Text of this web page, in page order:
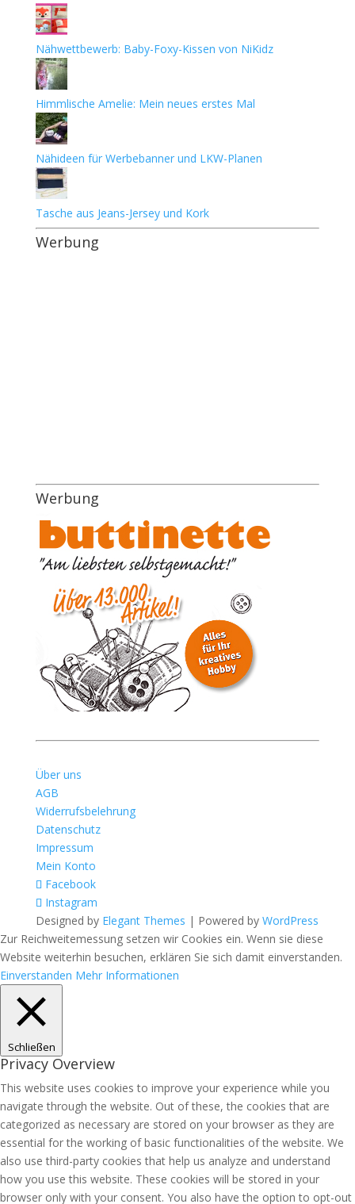
Nähwettbewerb: Baby-Foxy-Kissen von NiKidz
Himmlische Amelie: Mein neues erstes Mal
Nähideen für Werbebanner und LKW-Planen
Tasche aus Jeans-Jersey und Kork
Werbung
Werbung
Über uns
AGB
Widerrufsbelehrung
Datenschutz
Impressum
Mein Konto
Facebook
Instagram
Designed by Elegant Themes | Powered by WordPress
Zur Reichweitemessung setzen wir Cookies ein. Wenn sie diese
Website weiterhin besuchen, erklären Sie sich damit einverstanden.
Einverstanden Mehr Informationen
Schließen
Privacy Overview
This website uses cookies to improve your experience while you
navigate through the website. Out of these, the cookies that are
categorized as necessary are stored on your browser as they are
essential for the working of basic functionalities of the website. We
also use third-party cookies that help us analyze and understand
how you use this website. These cookies will be stored in your
browser only with your consent. You also have the option to opt-out